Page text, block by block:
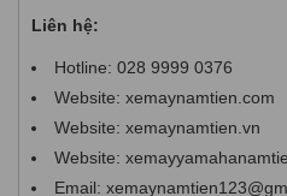
Liên hệ:
Hotline: 028 9999 0376
Website: xemaynamtien.com
Website: xemaynamtien.vn
Website:
Email: